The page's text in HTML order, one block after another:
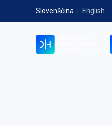
Slovenščina English